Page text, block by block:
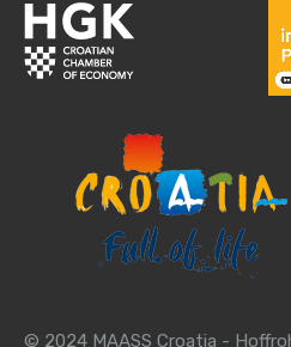
© 2024 MAASS Croatia -